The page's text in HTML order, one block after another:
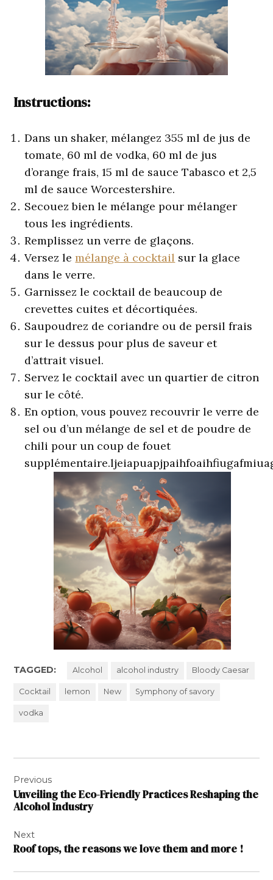
Instructions:
Dans un shaker, mélangez 355 ml de jus de
tomate, 60 ml de vodka, 60 ml de jus
d’orange frais, 15 ml de sauce Tabasco et 2,5
ml de sauce Worcestershire.
Secouez bien le mélange pour mélanger
tous les ingrédients.
Remplissez un verre de glaçons.
Versez lemélange à cocktail sur la glace
dans le verre.
Garnissez le cocktail de beaucoup de
crevettes cuites et décortiquées.
Saupoudrez de coriandre ou de persil frais
sur le dessus pour plus de saveur et
d’attrait visuel.
Servez le cocktail avec un quartier de citron
sur le côté.
En option, vous pouvez recouvrir le verre de
sel ou d’un mélange de sel et de poudre de
chili pour un coup de fouet
supplémentaire.
TAGGED: Alcohol alcohol industry Bloody Caesar
Cocktail lemon New Symphony of savory
vodka
navigation
Previous
Unveiling the Eco-Friendly Practices Reshaping the
Alcohol Industry
Next
Roof tops, the reasons we love them and more !